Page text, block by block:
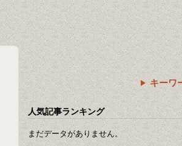
キーワ
人気記事ランキング
まだデータがありません。